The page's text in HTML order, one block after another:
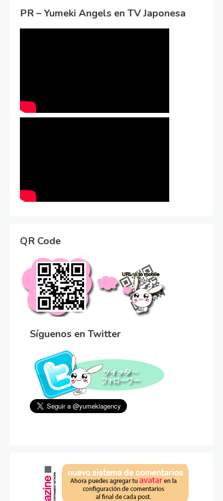
PR – Yumeki Angels en TV Japonesa
QR Code
Síguenos en Twitter